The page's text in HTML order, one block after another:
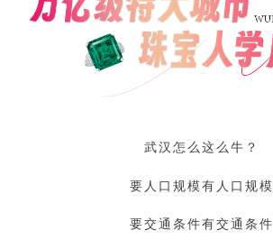
武汉怎么这么牛？
要人口规模有人口规模
要交通条件有交通条件